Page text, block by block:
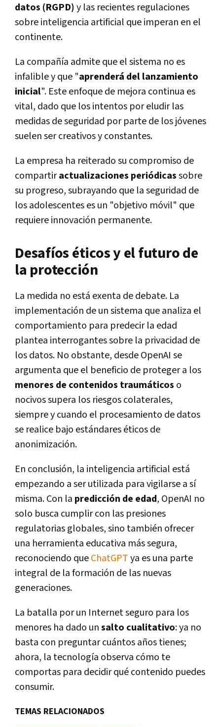
datos (RGPD)y las recientes regulaciones
sobre inteligencia artificial que imperan en el
continente.
La compañía admite que el sistema no es
infalible y que "aprenderá del lanzamiento
inicial". Este enfoque de mejora continua es
vital, dado que los intentos por eludir las
medidas de seguridad por parte de los jóvenes
suelen ser creativos y constantes.
La empresa ha reiterado su compromiso de
compartiractualizaciones periódicassobre
su progreso, subrayando que la seguridad de
los adolescentes es un "objetivo móvil" que
requiere innovación permanente.
Desafíos éticos y el futuro de
la protección
La medida no está exenta de debate. La
implementación de un sistema que analiza el
comportamiento para predecir la edad
plantea interrogantes sobre la privacidad de
los datos. No obstante, desde OpenAI se
argumenta que el beneficio de proteger a los
menores de contenidos traumáticos o
nocivos supera los riesgos colaterales,
siempre y cuando el procesamiento de datos
se realice bajo estándares éticos de
anonimización.
En conclusión, la inteligencia artificial está
empezando a ser utilizada para vigilarse a sí
misma. Con la predicción de edad, OpenAI no
solo busca cumplir con las presiones
regulatorias globales, sino también ofrecer
una herramienta educativa más segura,
reconociendo queChatGPTya es una parte
integral de la formación de las nuevas
generaciones.
La batalla por un Internet seguro para los
menores ha dado unsalto cualitativo: ya no
basta con preguntar cuántos años tienes;
ahora, la tecnología observa cómo te
comportas para decidir qué contenido puedes
consumir.
TEMAS RELACIONADOS